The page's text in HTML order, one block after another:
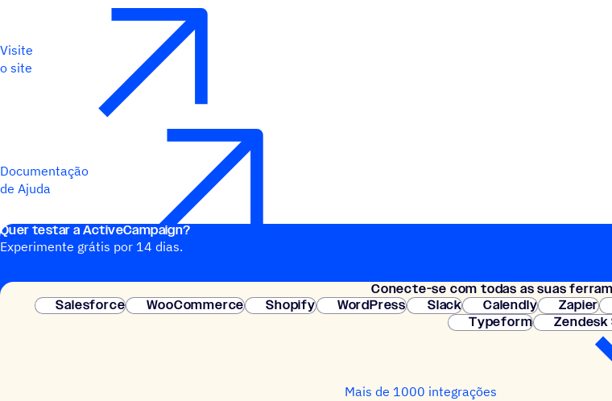
Visite
o site
Documentação
de Ajuda
Quer testar a ActiveCampaign?
Experimente grátis por 14 dias.
Conecte-se com todas as suas
Salesforce
WooCommerce Shopify WordPress Slack Calendly Zapier
Typeform
Zendesk
Mais de 1000 integrações